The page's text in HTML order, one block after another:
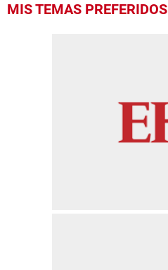
MIS TEMAS PREFERIDOS